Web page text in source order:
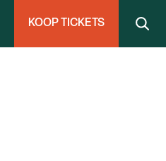
KOOP TICKETS